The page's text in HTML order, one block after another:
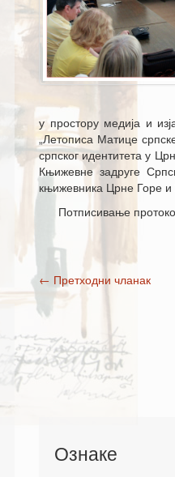
у простору медија и
„Летописа Матице
српског идентитета у
Књижевне задруге
књижевника Црне Горе
Потписивање
Post navigation
← Претходни чланак
Ознаке